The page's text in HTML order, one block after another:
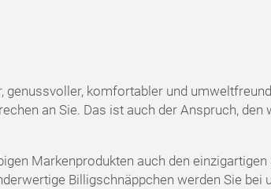
genussvoller, komfortabler und
an Sie. Das ist auch der Anspruch, den
Markenprodukten auch den einzigartigen
Billigschnäppchen werden Sie bei